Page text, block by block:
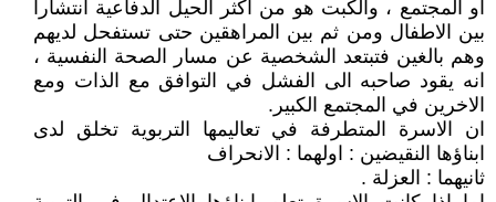
او المجتمع ، والكبت هو من اكثر الحيل الدفاعية انتشارا
بين الاطفال ومن ثم بين المراهقين حتى تستفحل لديهم
وهم بالغين فتبتعد الشخصية عن مسار الصحة النفسية ،
انه يقود صاحبه الى الفشل في التوافق مع الذات ومع
الاخرين في المجتمع الكبير.
ان الاسرة المتطرفة في تعاليمها التربوية تخلق لدى
ابناؤها النقيضين : اولهما : الانحراف
ثانيهما : العزلة .